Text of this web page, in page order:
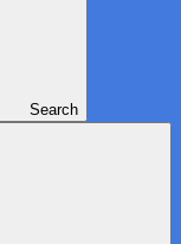
Search